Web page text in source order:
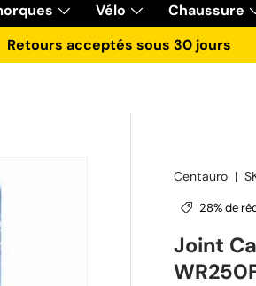
Vélo Chaussure
Retours acceptés sous 30 jours
Centauro |
28% de
Joint